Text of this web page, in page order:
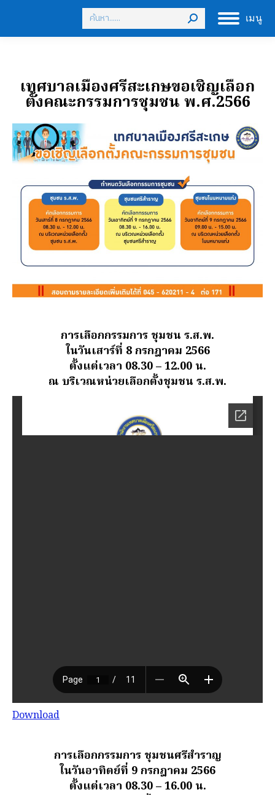
เมนู
Search:
เทศบาลเมืองศรีสะเกษขอเชิญเลือก
ตั้งคณะกรรมการชุมชน พ.ศ.2566
การเลือกกรรมการ ชุมชน ร.ส.พ.
ในวันเสาร์ที่ 8 กรกฎาคม 2566
ตั้งแต่เวลา 08.30 – 12.00 น.
ณ บริเวณหน่วยเลือกตั้งชุมชน ร.ส.พ.
Download
การเลือกกรรมการ ชุมชนศรีสำราญ
ในวันอาทิตย์ที่ 9 กรกฎาคม 2566
ตั้งแต่เวลา 08.30 – 16.00 น.